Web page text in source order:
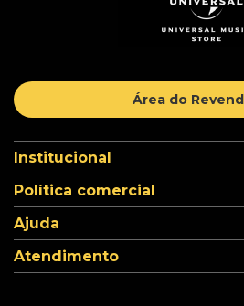
Área do
Institucional
Política comercial
Ajuda
Atendimento